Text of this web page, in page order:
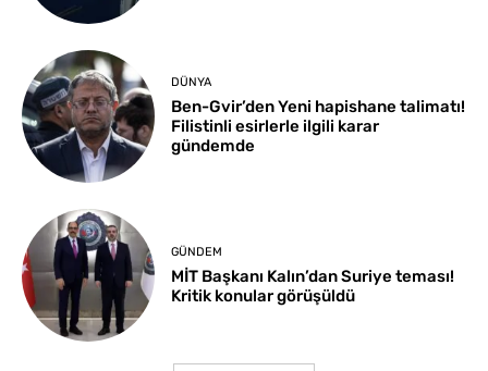
DÜNYA
Ben-Gvir’den Yeni hapishane talimatı!
Filistinli esirlerle ilgili karar
gündemde
GÜNDEM
MİT Başkanı Kalın’dan Suriye teması!
Kritik konular görüşüldü